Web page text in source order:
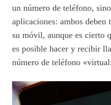
un número de teléfono,
aplicaciones: ambos deben
su móvil, aunque es cierto
es posible hacer y recibir
número de teléfono